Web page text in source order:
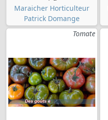
Maraicher Horticulteur
Patrick Domange
Tomate